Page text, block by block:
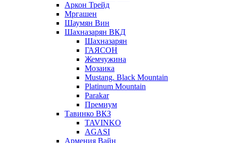
Аркон Трейд
Мргашен
Шаумян Вин
Шахназарян ВКД
Шахназарян
ГАЯСОН
Жемчужина
Мозаика
Mustang. Black Mountain
Platinum Mountain
Parakar
Премиум
Тавинко ВКЗ
TAVINKO
AGASI
Армения Вайн